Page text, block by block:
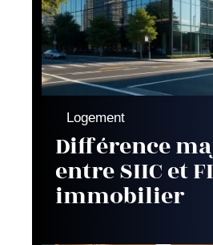
Logement
Différence
entre SIIC et
immobilier